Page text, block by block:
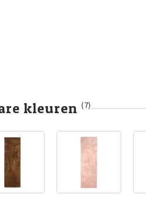
kleuren (7)